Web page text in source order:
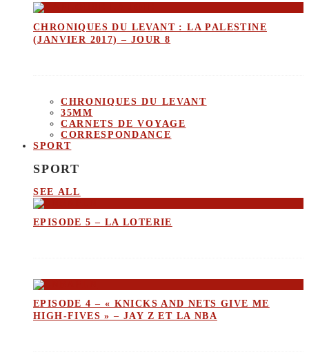
CHRONIQUES DU LEVANT : LA PALESTINE
(JANVIER 2017) – JOUR 8
CHRONIQUES DU LEVANT
35MM
CARNETS DE VOYAGE
CORRESPONDANCE
SPORT
SPORT
SEE ALL
EPISODE 5 – LA LOTERIE
EPISODE 4 – « KNICKS AND NETS GIVE ME
HIGH-FIVES » – JAY Z ET LA NBA